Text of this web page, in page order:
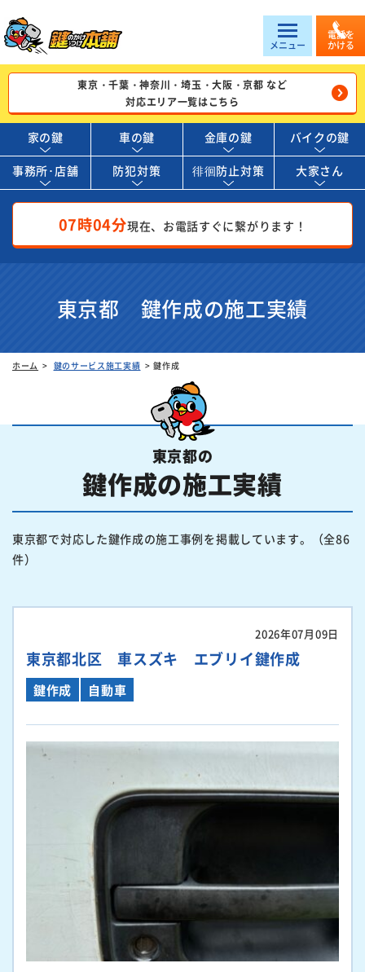
メニュー
電話を
かける
東京・千葉・神奈川・埼玉・大阪・京都 など
対応エリア一覧はこちら
家の鍵 車の鍵 金庫の鍵 バイクの鍵
事務所･店舗 防犯対策 徘徊防止対策 大家さん
07時04分現在、お電話すぐに繋がります！
東京都 鍵作成の施工実績
ホーム 鍵のサービス施工実績 鍵作成
東京都の
鍵作成の施工実績
東京都で対応した鍵作成の施工事例を掲載しています。（全86
件）
2026年07月09日
東京都北区 車スズキ エブリイ鍵作成
鍵作成 自動車